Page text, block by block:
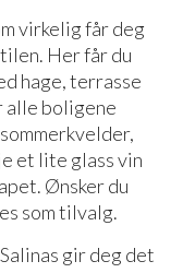
virkelig får deg
Her får du
hage, terrasse
alle boligene
et lite glass vin
Ønsker du
som tilvalg.
gir deg det